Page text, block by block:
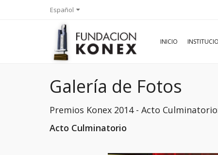
Español
INICIO
Galería de Fotos
Premios Konex 2014 - Acto Culminatorio:
Acto Culminatorio